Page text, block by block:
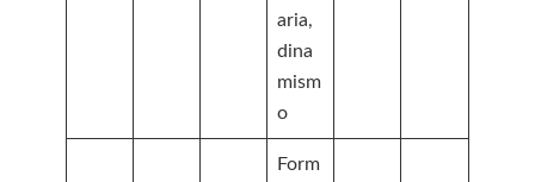
aria,
dina
mism
o
Form